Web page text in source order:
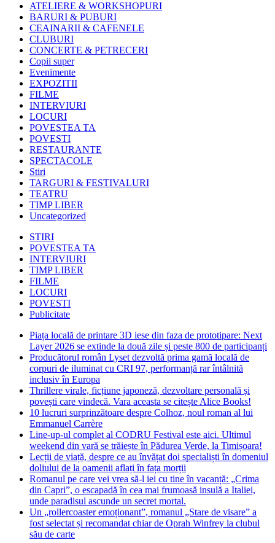
ATELIERE & WORKSHOPURI
BARURI & PUBURI
CEAINARII & CAFENELE
CLUBURI
CONCERTE & PETRECERI
Copii super
Evenimente
EXPOZITII
FILME
INTERVIURI
LOCURI
POVESTEA TA
POVESTI
RESTAURANTE
SPECTACOLE
Stiri
TARGURI & FESTIVALURI
TEATRU
TIMP LIBER
Uncategorized
STIRI
POVESTEA TA
INTERVIURI
TIMP LIBER
FILME
LOCURI
POVESTI
Publicitate
Piața locală de printare 3D iese din faza de prototipare: Next
Layer 2026 se extinde la două zile și peste 800 de participanți
Producătorul român Lyset dezvoltă prima gamă locală de
corpuri de iluminat cu CRI 97, performanță rar întâlnită
inclusiv în Europa
Thrillere virale, ficțiune japoneză, dezvoltare personală și
povești care vindecă. Vara aceasta se citește Alice Books!
10 lucruri surprinzătoare despre Colhoz, noul roman al lui
Emmanuel Carrère
Line-up-ul complet al CODRU Festival este aici. Ultimul
weekend din vară se trăiește în Pădurea Verde, la Timișoara!
Lecții de viață, despre ce au învățat doi specialiști în domeniul
doliului de la oamenii aflați în fața morții
Romanul pe care vei vrea să-l iei cu tine în vacanță: „Crima
din Capri”, o escapadă în cea mai frumoasă insulă a Italiei,
unde paradisul ascunde un secret mortal.
Un „rollercoaster emoționant”, romanul „Stare de visare” a
fost selectat și recomandat chiar de Oprah Winfrey la clubul
său de carte